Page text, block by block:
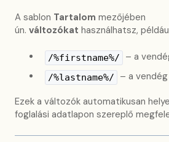
A sablon Tartalom mezőjében
ún. változókat használhatsz,
/%firstname%/ – a
/%lastname%/ – a
Ezek a változók automatikusan
foglalási adatlapon szereplő